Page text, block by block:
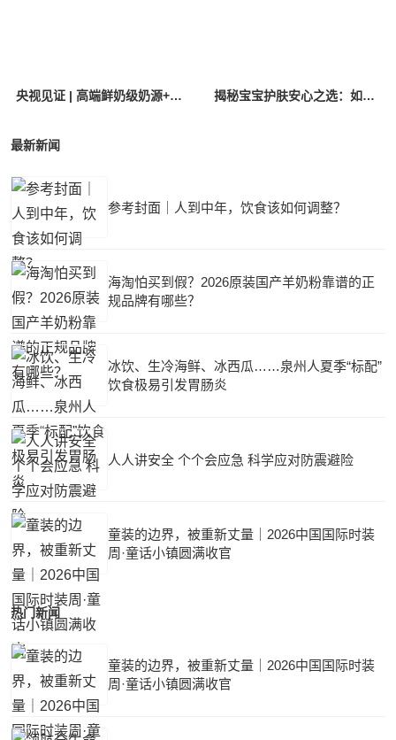
央视见证 | 高端鲜奶级奶源+突破性IgG，优萃宝爱铸就国粉底气！ 揭秘宝宝护肤安心之选：如何用精简配方，兼顾功效与肤感？
最新新闻
参考封面｜人到中年，饮食该如何调整？
海淘怕买到假？2026原装国产羊奶粉靠谱的正
规品牌有哪些？
冰饮、生冷海鲜、冰西瓜……泉州人夏季“标配”
饮食极易引发胃肠炎
人人讲安全 个个会应急 科学应对防震避险
童装的边界，被重新丈量｜2026中国国际时装
周·童话小镇圆满收官
热门新闻
童装的边界，被重新丈量｜2026中国国际时装
周·童话小镇圆满收官